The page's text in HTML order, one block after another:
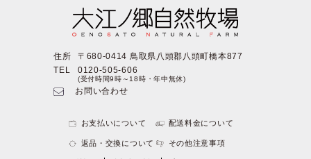
住所
〒680-0414 鳥取県八頭郡八頭町橋本877
TEL
0120-505-606
(受付時間9時～18時・年中無休)
お問い合わせ
お支払いについて 配送料金について
返品・交換について その他注意事項